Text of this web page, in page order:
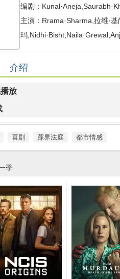
编剧：
主演：Rrama·Sharma,拉维·
玛
介绍
放
喜剧 踩界法庭 都市情感
季